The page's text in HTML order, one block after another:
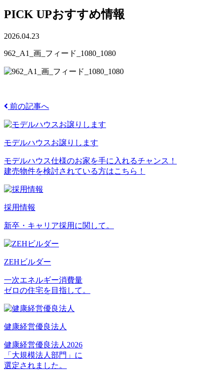
PICK UPおすすめ情報
2026.04.23
962_A1_画_フィード_1080_1080
前の記事へ
モデルハウスお譲りします
モデルハウス仕様のお家を手に入れるチャンス！
建売物件を検討されている方はこちら！
採用情報
新卒・キャリア採用に関して。
ZEHビルダー
一次エネルギー消費量
ゼロの住宅を目指して。
健康経営優良法人
健康経営優良法人2026
「大規模法人部門」に
選定されました。